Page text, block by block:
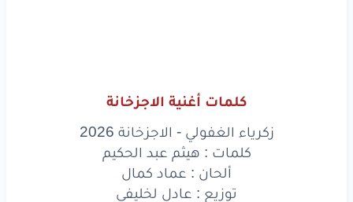
كلمات أغنية الاجزخانة
زكرياء الغفولي - الاجزخانة 2026
كلمات : هيثم عبد الحكيم
ألحان : عماد كمال
توزيع : عادل لخليفي